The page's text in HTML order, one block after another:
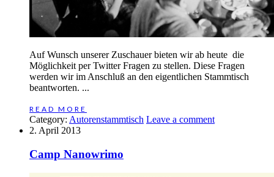
Auf Wunsch unserer Zuschauer bieten wir ab heute die
Möglichkeit per Twitter Fragen zu stellen. Diese Fragen
werden wir im Anschluß an den eigentlichen Stammtisch
beantworten. ...
READ MORE
Category: Autorenstammtisch Leave a comment
2. April 2013
Camp Nanowrimo